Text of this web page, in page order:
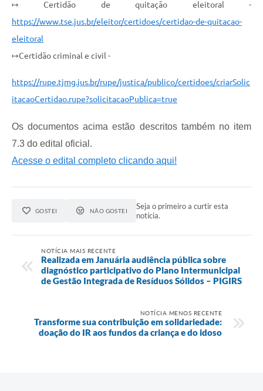
↦ Certidão de quitação eleitoral -
https://www.tse.jus.br/eleitor/certidoes/certidao-de-quitacao-
eleitoral
↦Certidão criminal e civil -
https://rupe.tjmg.jus.br/rupe/justica/publico/certidoes/criarSolic
itacaoCertidao.rupe?solicitacaoPublica=true
Os documentos acima estão descritos também no item
7.3 do edital oficial.
Acesse o edital completo clicando aqui!
GOSTEI NÃO GOSTEI
Seja o primeiro a curtir esta
notícia.
NOTÍCIA MAIS RECENTE
Realizada em Januária audiência pública sobre
diagnóstico participativo do Plano Intermunicipal
de Gestão Integrada de Resíduos Sólidos – PIGIRS
NOTÍCIA MENOS RECENTE
Transforme sua contribuição em solidariedade:
doação do IR aos fundos da criança e do idoso